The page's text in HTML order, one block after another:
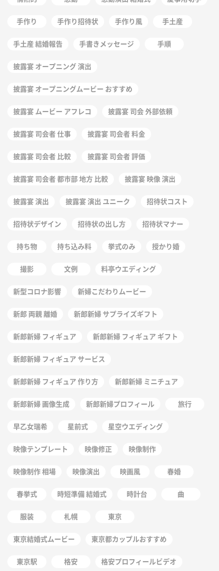
手作り 手作り招待状 手作り風 手土産
手土産 結婚報告 手書きメッセージ 手順
披露宴 オープニング 演出
披露宴 オープニングムービー おすすめ
披露宴 ムービー アフレコ 披露宴 司会 外部依頼
披露宴 司会者 仕事 披露宴 司会者 料金
披露宴 司会者 比較 披露宴 司会者 評価
披露宴 司会者 都市部 地方 比較 披露宴 映像 演出
披露宴 演出 披露宴 演出 ユニーク 招待状コスト
招待状デザイン 招待状の出し方 招待状マナー
持ち物 持ち込み料 挙式のみ 授かり婚
撮影 文例 料亭ウエディング
新型コロナ影響 新婦こだわりムービー
新郎 両親 離婚 新郎新婦 サプライズギフト
新郎新婦 フィギュア 新郎新婦 フィギュア ギフト
新郎新婦 フィギュア サービス
新郎新婦 フィギュア 作り方 新郎新婦 ミニチュア
新郎新婦 画像生成 新郎新婦プロフィール 旅行
早乙女瑞希 星前式 星空ウエディング
映像テンプレート 映像修正 映像制作
映像制作 相場 映像演出 映画風 春婚
春挙式 時短準備 結婚式 時計台 曲
服装 札幌 東京
東京結婚式ムービー 東京都カップルおすすめ
東京駅 格安 格安プロフィールビデオ